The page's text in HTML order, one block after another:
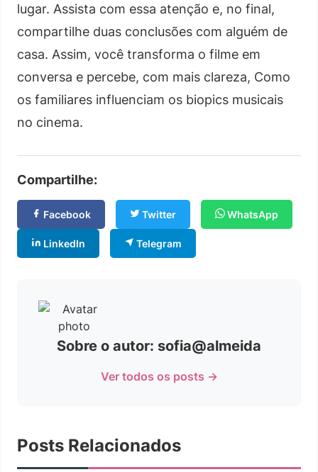
lugar. Assista com essa atenção e, no final,
compartilhe duas conclusões com alguém de
casa. Assim, você transforma o filme em
conversa e percebe, com mais clareza, Como
os familiares influenciam os biopics musicais
no cinema.
Compartilhe:
Facebook Twitter WhatsApp
LinkedIn Telegram
Sobre o autor: sofia@almeida
Ver todos os posts →
Posts Relacionados